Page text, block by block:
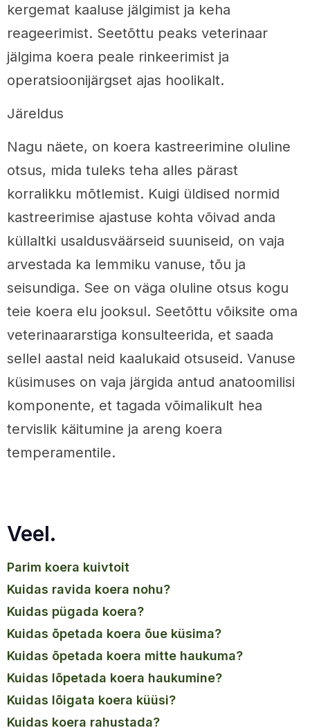
kergemat kaaluse jälgimist ja keha
reageerimist. Seetõttu peaks veterinaar
jälgima koera peale rinkeerimist ja
operatsioonijärgset ajas hoolikalt.
Järeldus
Nagu näete, on koera kastreerimine oluline
otsus, mida tuleks teha alles pärast
korralikku mõtlemist. Kuigi üldised normid
kastreerimise ajastuse kohta võivad anda
küllaltki usaldusväärseid suuniseid, on vaja
arvestada ka lemmiku vanuse, tõu ja
seisundiga. See on väga oluline otsus kogu
teie koera elu jooksul. Seetõttu võiksite oma
veterinaararstiga konsulteerida, et saada
sellel aastal neid kaalukaid otsuseid. Vanuse
küsimuses on vaja järgida antud anatoomilisi
komponente, et tagada võimalikult hea
tervislik käitumine ja areng koera
temperamentile.
Veel.
parim koera kuivtoit
kuidas ravida koera nohu?
kuidas pügada koera?
kuidas õpetada koera õue küsima?
kuidas õpetada koera mitte haukuma?
kuidas lõpetada koera haukumine?
kuidas lõigata koera küüsi?
kuidas koera rahustada?